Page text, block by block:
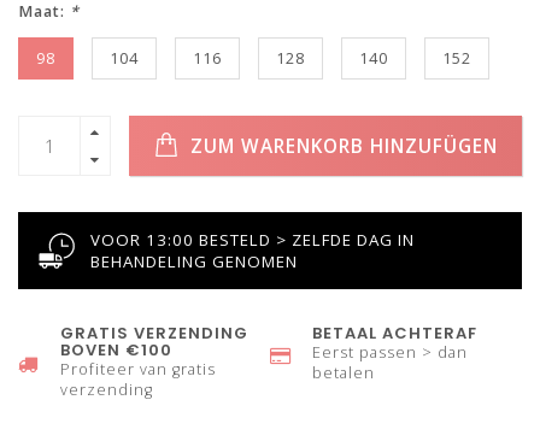
Maat: *
98 104 116 128 140 152
ZUM WARENKORB HINZUFÜGEN
VOOR 13:00 BESTELD > ZELFDE DAG IN
BEHANDELING GENOMEN
GRATIS VERZENDING
BOVEN €100
Profiteer van gratis
verzending
BETAAL ACHTERAF
Eerst passen > dan
betalen